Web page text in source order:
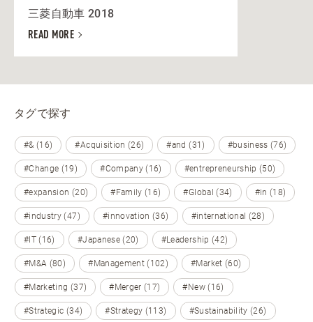
三菱自動車 2018
READ MORE
タグで探す
#& (16) #Acquisition (26) #and (31) #business (76)
#Change (19) #Company (16) #entrepreneurship (50)
#expansion (20) #Family (16) #Global (34) #in (18)
#industry (47) #innovation (36) #international (28)
#IT (16) #Japanese (20) #Leadership (42)
#M&A (80) #Management (102) #Market (60)
#Marketing (37) #Merger (17) #New (16)
#Strategic (34) #Strategy (113) #Sustainability (26)